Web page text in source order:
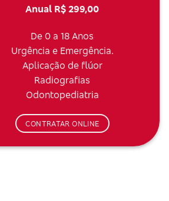
Anual R$ 299,00
De 0 a 18 Anos
Urgência e Emergência.
Aplicação de flúor
Radiografias
Odontopediatria
CONTRATAR ONLINE